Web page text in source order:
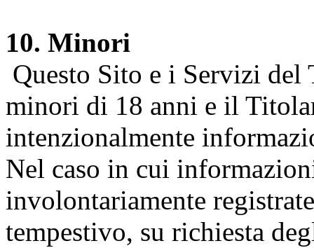
10. Minori
Questo Sito e i Servizi del
minori di 18 anni e il
intenzionalmente
Nel caso in cui
involontariamente
tempestivo, su richiesta